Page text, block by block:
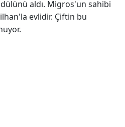
aldı. Migros'un sahibi
evlidir. Çiftin bu